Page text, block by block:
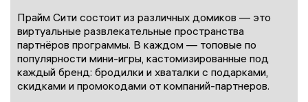
Прайм Сити состоит из различных домиков — это
виртуальные развлекательные пространства
партнёров программы. В каждом — топовые по
популярности мини-игры, кастомизированные под
каждый бренд: бродилки и хваталки с подарками,
скидками и промокодами от компаний-партнеров.